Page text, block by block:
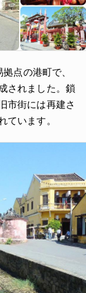
点の港町で、
されました。鎖
市街には再建さ
ています。